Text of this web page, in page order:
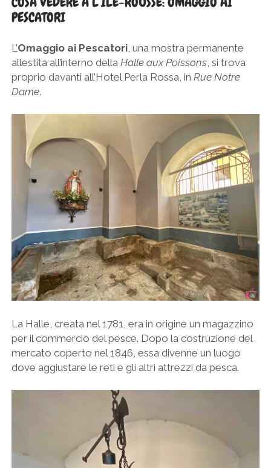
PESCATORI
L’Omaggio ai Pescatori, una mostra permanente
allestita all’interno della Halle aux Poissons, si trova
proprio davanti all’Hotel Perla Rossa, in Rue Notre
Dame.
La Halle, creata nel 1781, era in origine un magazzino
per il commercio del pesce. Dopo la costruzione del
mercato coperto nel 1846, essa divenne un luogo
dove aggiustare le reti e gli altri attrezzi da pesca.